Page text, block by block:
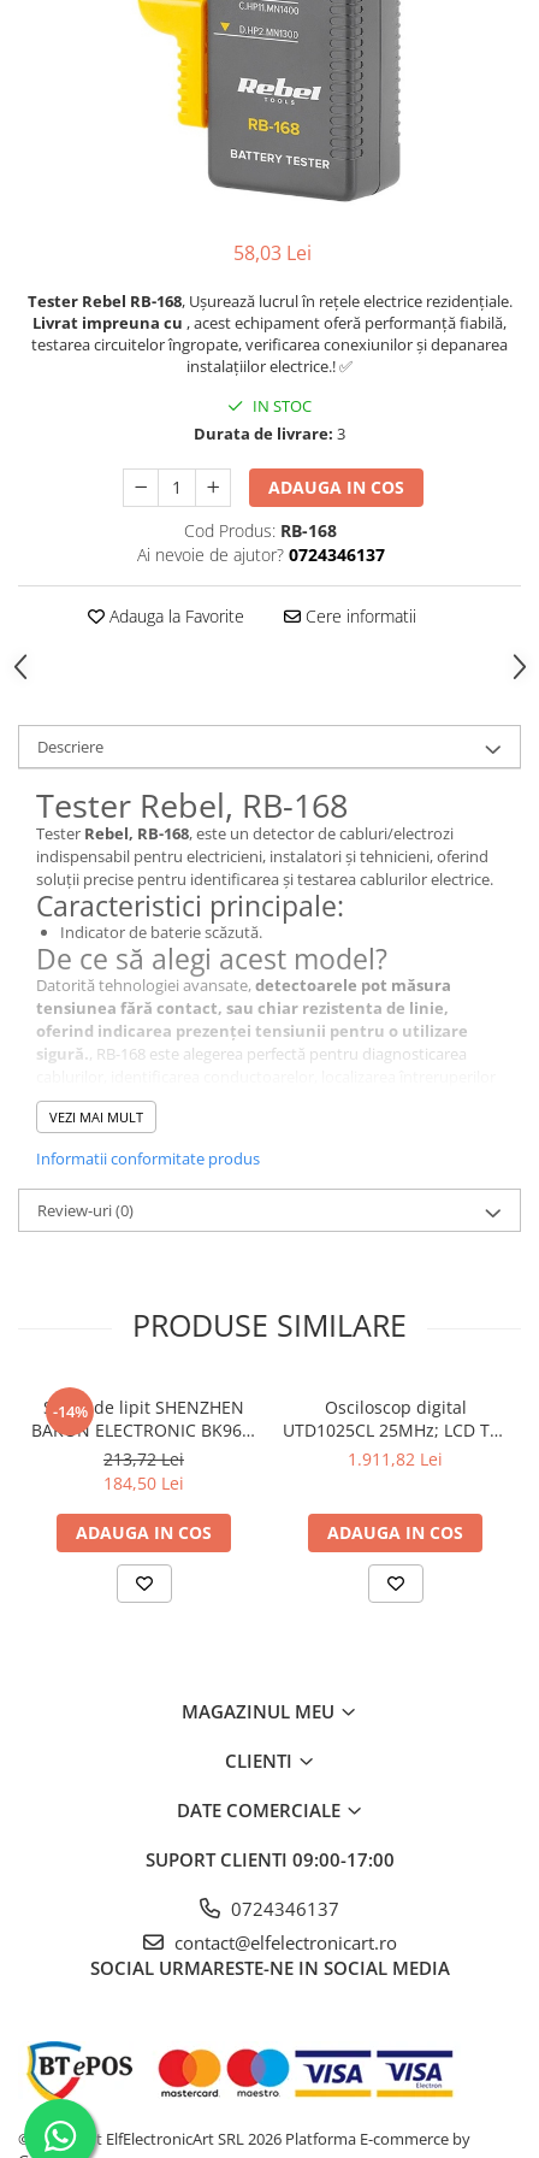
58,03 Lei
Tester Rebel RB-168, Ușurează lucrul în rețele electrice rezidențiale.
Livrat impreuna cu , acest echipament oferă performanță fiabilă,
testarea circuitelor îngropate, verificarea conexiunilor și depanarea
instalațiilor electrice.! ✅
IN STOC
Durata de livrare: 3
ADAUGA IN COS
Cod Produs: RB-168
Ai nevoie de ajutor? 0724346137
Adauga la Favorite Cere informatii
Descriere
Tester Rebel, RB-168
Tester Rebel, RB-168, este un detector de cabluri/electrozi
indispensabil pentru electricieni, instalatori și tehnicieni, oferind
soluții precise pentru identificarea și testarea cablurilor electrice.
Caracteristici principale:
Indicator de baterie scăzută.
De ce să alegi acest model?
Datorită tehnologiei avansate,detectoarele pot măsura
tensiunea fără contact, sau chiar rezistenta de linie,
oferind indicarea prezenței tensiunii pentru o utilizare
sigură., RB-168 este alegerea perfectă pentru diagnosticarea
de circuit.
Specificații Tehnice
Caracteristică
Tipul contorului
Interval frecventa detectie
Temperatura de operare
măsurare
Tensiune maxima
indicarea secvenței de fază
Precizia măsurării tensiunii DC
Tip aditional de masurare
Intervalul măsurării rezistenței
Ce conține pachetul?
1 x Tester Rebel RB-168
VEZI MAI MULT
Informatii conformitate produs
Review-uri(0)
PRODUSE SIMILARE
-14%
Stație de lipit SHENZHEN
BAKON ELECTRONIC BK969,
200...480°C control
analogic, cu buton
213,72 Lei
184,50 Lei
ADAUGA IN COS
Osciloscop digital
UTD1025CL 25MHz; LCD TFT
3,5"; Ch: 1; 250Msps; 12kpts
1.911,82 Lei
ADAUGA IN COS
MAGAZINUL MEU
CLIENTI
DATE COMERCIALE
SUPORT CLIENTI 09:00-17:00
0724346137
contact@elfelectronicart.ro
SOCIAL URMARESTE-NE IN SOCIAL MEDIA
©Copyright ElfElectronicArt SRL 2026 Platforma E-commerce by